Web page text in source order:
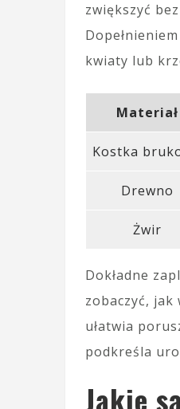
zwiększyć
kwiaty lub
Materiał
Kostka
Drewno
Żwir
Dokładne
zobaczyć, jak
ułatwia
podkreśla
Jakie